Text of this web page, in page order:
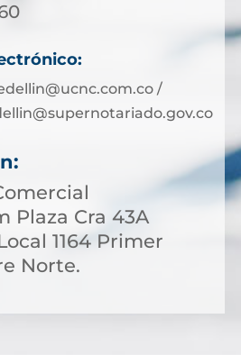
/
Plaza Cra 43A
1164 Primer
Norte.